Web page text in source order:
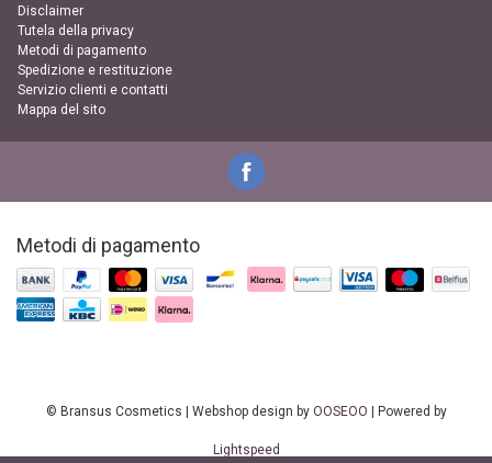
Disclaimer
Tutela della privacy
Metodi di pagamento
Spedizione e restituzione
Servizio clienti e contatti
Mappa del sito
Metodi di pagamento
© Bransus Cosmetics | Webshop design by OOSEOO | Powered by
Lightspeed